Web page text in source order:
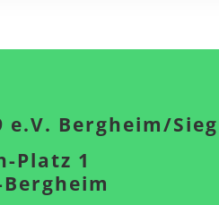
Bergheim/Sieg
Platz 1